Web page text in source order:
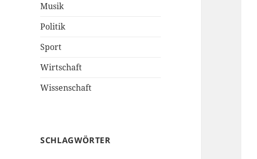
Musik
Politik
Sport
Wirtschaft
Wissenschaft
SCHLAGWÖRTER